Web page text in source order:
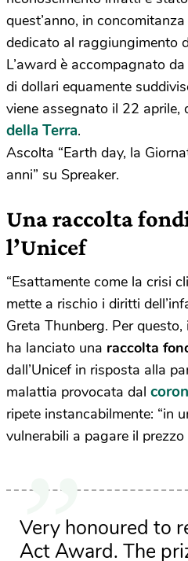
quest’anno, in
dedicato al raggiungimento
L’award è accompagnato
di dollari equamente
viene assegnato il 22 aprile,
della Terra.
Ascolta “Earth day, la
anni” su Spreaker.
Una raccolta
l’Unicef
“Esattamente come la crisi
mette a rischio i diritti
Greta Thunberg. Per
ha lanciato una raccolta
dall’Unicef in risposta alla
malattia provocata dal
ripete instancabilmente: “in
vulnerabili a pagare il prezzo
Very honoured to
Act Award. The